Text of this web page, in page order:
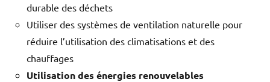
durable des déchets
Utiliser des systèmes de ventilation naturelle pour
réduire l’utilisation des climatisations et des
chauffages
Utilisation des énergies renouvelables